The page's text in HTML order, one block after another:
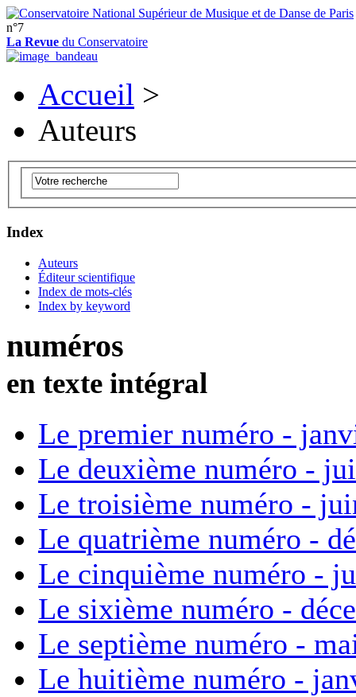
n°7
La Revue du Conservatoire
Accueil >
Auteurs
Index
Auteurs
Éditeur scientifique
Index de mots-clés
Index by keyword
numéros
en texte intégral
Le premier numéro -
Le deuxième numéro -
Le troisième numéro -
Le quatrième numéro -
Le cinquième numéro -
Le sixième numéro -
Le septième numéro -
Le huitième numéro -